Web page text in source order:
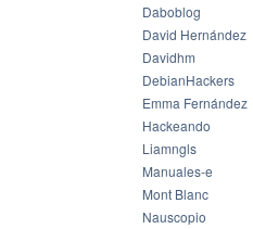
Daboblog
David Hernández
Davidhm
DebianHackers
Emma Fernández
Hackeando
Liamngls
Manuales-e
Mont Blanc
Nauscopio